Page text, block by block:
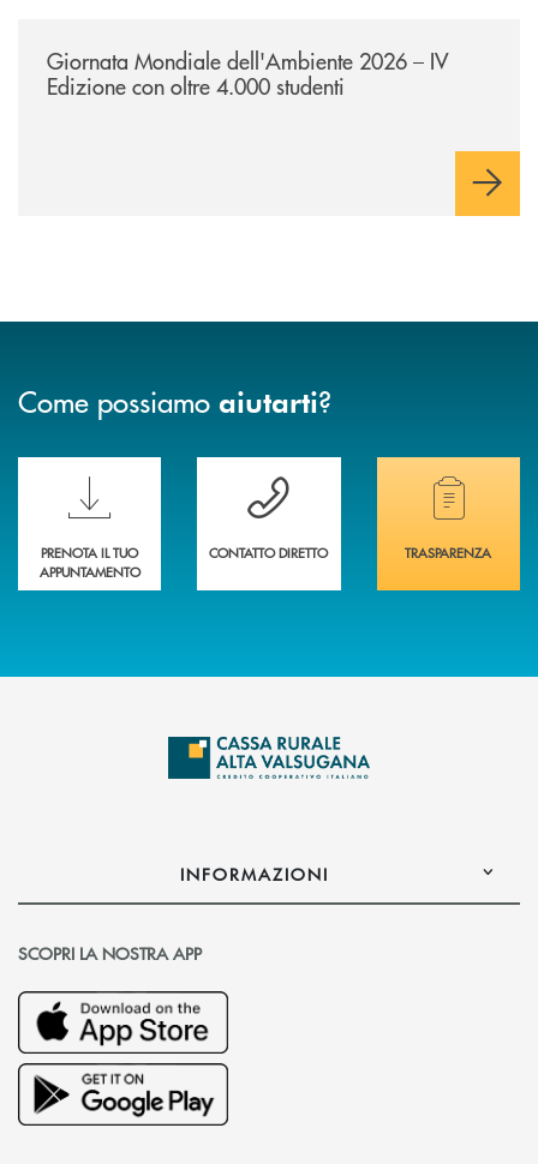
Giornata Mondiale dell'Ambiente 2026 – IV
Edizione con oltre 4.000 studenti
Come possiamo aiutarti?
Scopri le funzionalità della nuova PRENOTA BANCA
PRENOTA IL TUO
APPUNTAMENTO
Hai bisogno di assistenza immediata?
CONTATTO DIRETTO
Hai bisogno di
TRASPARENZA
INFORMAZIONI
SCOPRI LA NOSTRA APP